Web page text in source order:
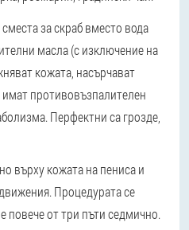
за скраб вместо вода
масла (с изключение на
кожата, насърчават
имат противовъзпалителен
Перфектни са грозде,
върху кожата на пениса и
Процедурата се
повече от три пъти седмично.